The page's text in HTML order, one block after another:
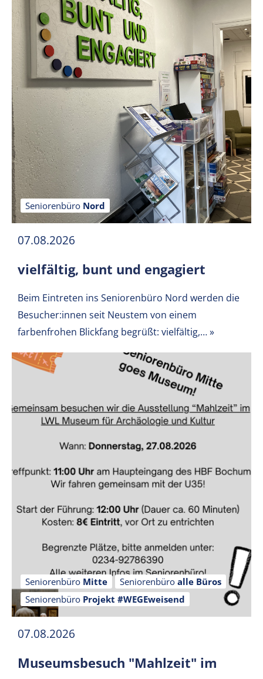
Seniorenbüro Nord
07.08.2026
vielfältig, bunt und engagiert
Beim Eintreten ins Seniorenbüro Nord werden die
Besucher:innen seit Neustem von einem
farbenfrohen Blickfang begrüßt: vielfältig,…»
Seniorenbüro Mitte Seniorenbüro alle Büros
Seniorenbüro Projekt #WEGEweisend
07.08.2026
Museumsbesuch "Mahlzeit" im